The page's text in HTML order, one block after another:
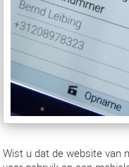
Wist u dat de website van